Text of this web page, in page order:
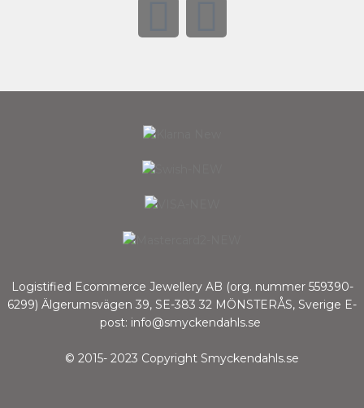
Logistified Ecommerce Jewellery AB (org. nummer 559390-
6299) Älgerumsvägen 39, SE-383 32 MÖNSTERÅS, Sverige E-
post: info@smyckendahls.se
© 2015- 2023 Copyright Smyckendahls.se